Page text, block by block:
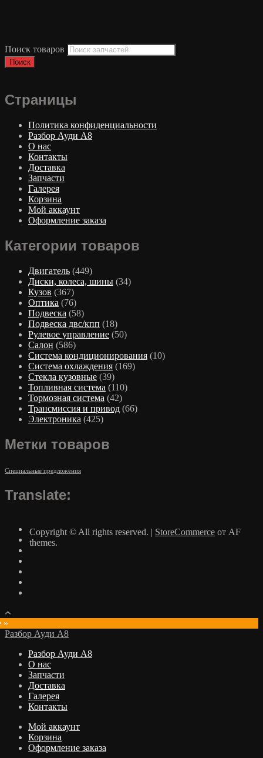
Поиск товаров
Поиск
Страницы
Политика конфиденциальности
Разбор Ауди А8
О нас
Контакты
Доставка
Запчасти
Галерея
Корзина
Мой аккаунт
Оформление заказа
Категории товаров
Двигатель (449)
Диски, колеса, шины (34)
Кузов (367)
Оптика (76)
Подвеска (58)
Подвеска двс/кпп (18)
Рулевое управление (50)
Салон (586)
Система кондиционирования (10)
Система охлаждения (169)
Стекла кузовные (39)
Топливная система (110)
Тормозная система (42)
Трансмиссия и привод (66)
Электроника (425)
Метки товаров
Специальные предложения
Translate:
Copyright © All rights reserved. | StoreCommerce от AF
themes.
»
Разбор Ауди А8
Разбор Ауди А8
О нас
Запчасти
Доставка
Галерея
Контакты
Мой аккаунт
Корзина
Оформление заказа